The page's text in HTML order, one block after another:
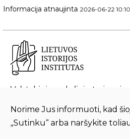
Informacija atnaujinta 2026-06-22 10:10
Valstybinis mokslinių tyrimų
Norime Jus informuoti, kad
„Sutinku“ arba naršykite